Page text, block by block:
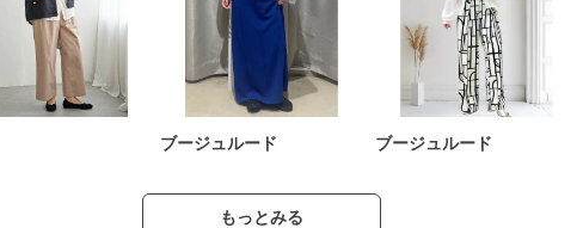
ブージュルード ブージュルード
もっとみる